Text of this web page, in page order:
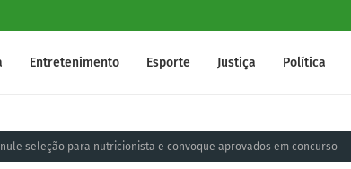
Entretenimento Esporte Justiça Política
seleção para nutricionista e convoque aprovados em concurso